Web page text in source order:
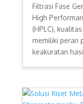
Filtrasi Fase
High
(HPLC),
memiliki peran
keakuratan